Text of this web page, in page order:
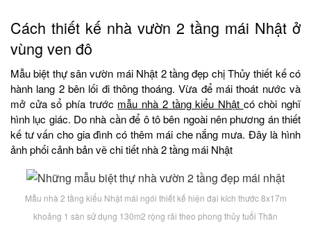
Cách thiết kế nhà vườn 2 tầng mái Nhật ở
vùng ven đô
Mẫu biệt thự sân vườn mái Nhật 2 tầng đẹp chị Thủy thiết kế có
hành lang 2 bên lối đi thông thoáng. Vừa để mái thoát nước và
mở cửa sổ phía trước mẫu nhà 2 tầng kiểu Nhật có chòi nghĩ
hình lục giác. Do nhà cần để ô tô bên ngoài nên phương án thiết
kế tư vấn cho gia đình có thêm mái che nắng mưa. Đây là hình
ảnh phối cảnh bản vẽ chi tiết nhà 2 tầng mái Nhật
Mẫu nhà 2 tầng kiểu Nhật mái ngói thiết kế hiện đại kích thước 8x17m
khoảng 1 sàn sử dụng 130m2 rộng rãi theo phong thủy tuổi Thân